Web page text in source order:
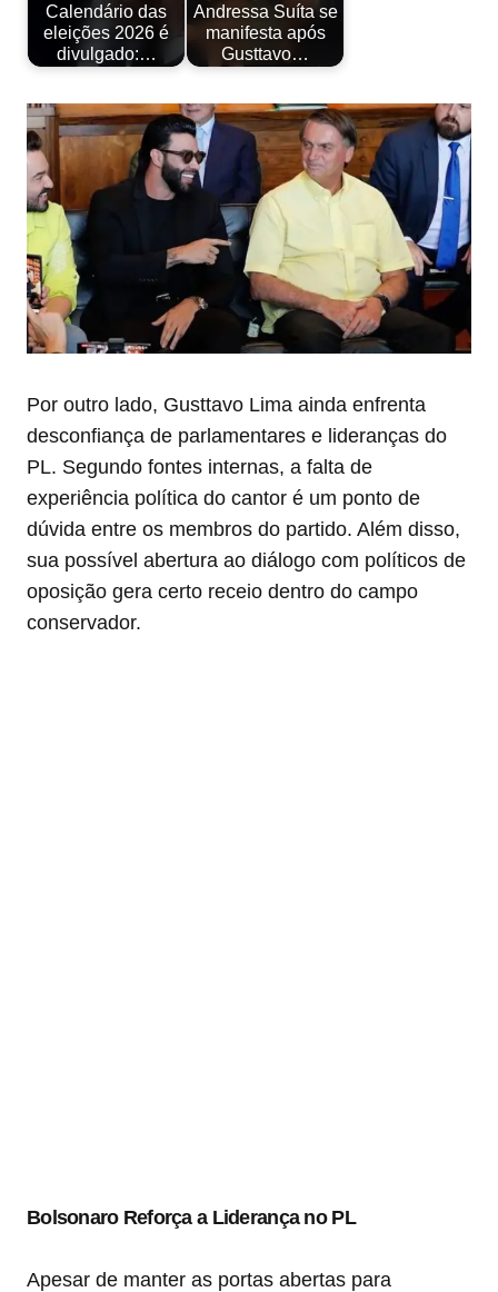
Calendário das
eleições 2026 é
divulgado:…
Andressa Suíta se
manifesta após
Gusttavo…
Por outro lado, Gusttavo Lima ainda enfrenta
desconfiança de parlamentares e lideranças do
PL. Segundo fontes internas, a falta de
experiência política do cantor é um ponto de
dúvida entre os membros do partido. Além disso,
sua possível abertura ao diálogo com políticos de
oposição gera certo receio dentro do campo
conservador.
Bolsonaro Reforça a Liderança no PL
Apesar de manter as portas abertas para